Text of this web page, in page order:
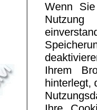
Wenn
Ihrem
hinterlegt,